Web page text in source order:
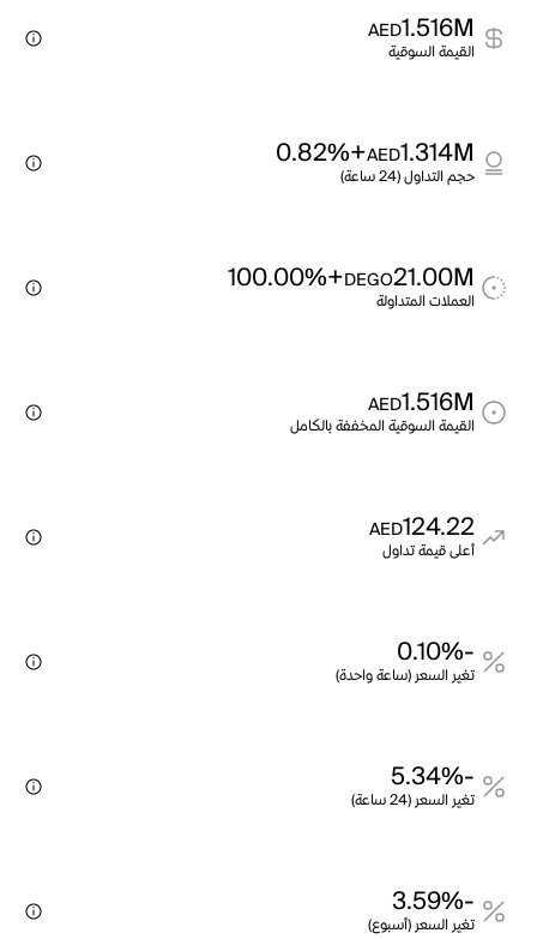
1.516M
AED
القيمة السوقية
1.314M
AED
+0.82%
حجم التداول (24 ساعة)
21.00M
DEGO
+100.00%
العملات المتداولة
1.516M
AED
القيمة السوقية المخففة بالكامل
124.22
AED
أعلى قيمة تداول
-0.10%
تغير السعر (ساعة واحدة)
-5.34%
تغير السعر (24 ساعة)
-3.59%
تغير السعر (أسبوع)